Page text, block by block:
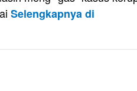
Selengkapnya di